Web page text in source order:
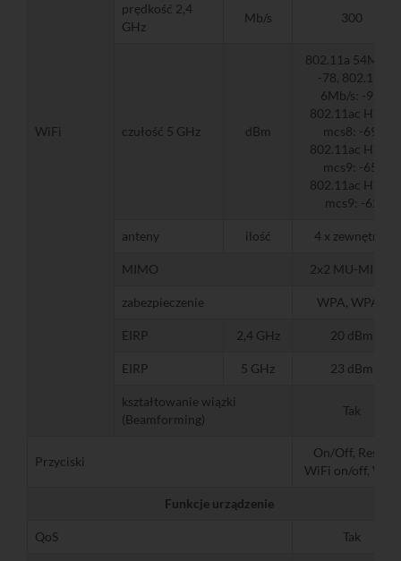
WiFi
prędkość 2,4
GHz
Mb/s 300
czułość 5 GHz dBm
802.11a 54Mb/s:
-78, 802.11a
6Mb/s: -93,
802.11ac HT20
mcs8: -69,
802.11ac HT40
mcs9: -65,
802.11ac HT80
mcs9: -62
anteny ilość 4 x zewnętrza
MIMO 2x2 MU-MIMO
zabezpieczenie WPA, WPA2
EIRP 2,4 GHz 20 dBm
EIRP 5 GHz 23 dBm
kształtowanie wiązki
(Beamforming)
Tak
Przyciski
On/Off, Reset,
WiFi on/off, WPS
Funkcje urządzenie
QoS Tak